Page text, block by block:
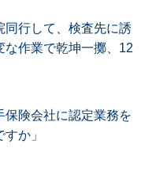
同行して、検査先に誘
な作業で乾坤一擲、12
険会社に認定業務を
すか」